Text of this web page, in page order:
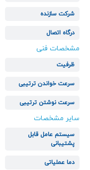
شرکت سازنده
درگاه اتصال
مشخصات فنی
ظرفیت
سرعت خواندن ترتیبی
سرعت نوشتن ترتیبی
سایر مشخصات
سیستم عامل قابل
پشتیبانی
دما عملیاتی